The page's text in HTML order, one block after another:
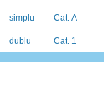
simplu Cat. A
dublu Cat. 1